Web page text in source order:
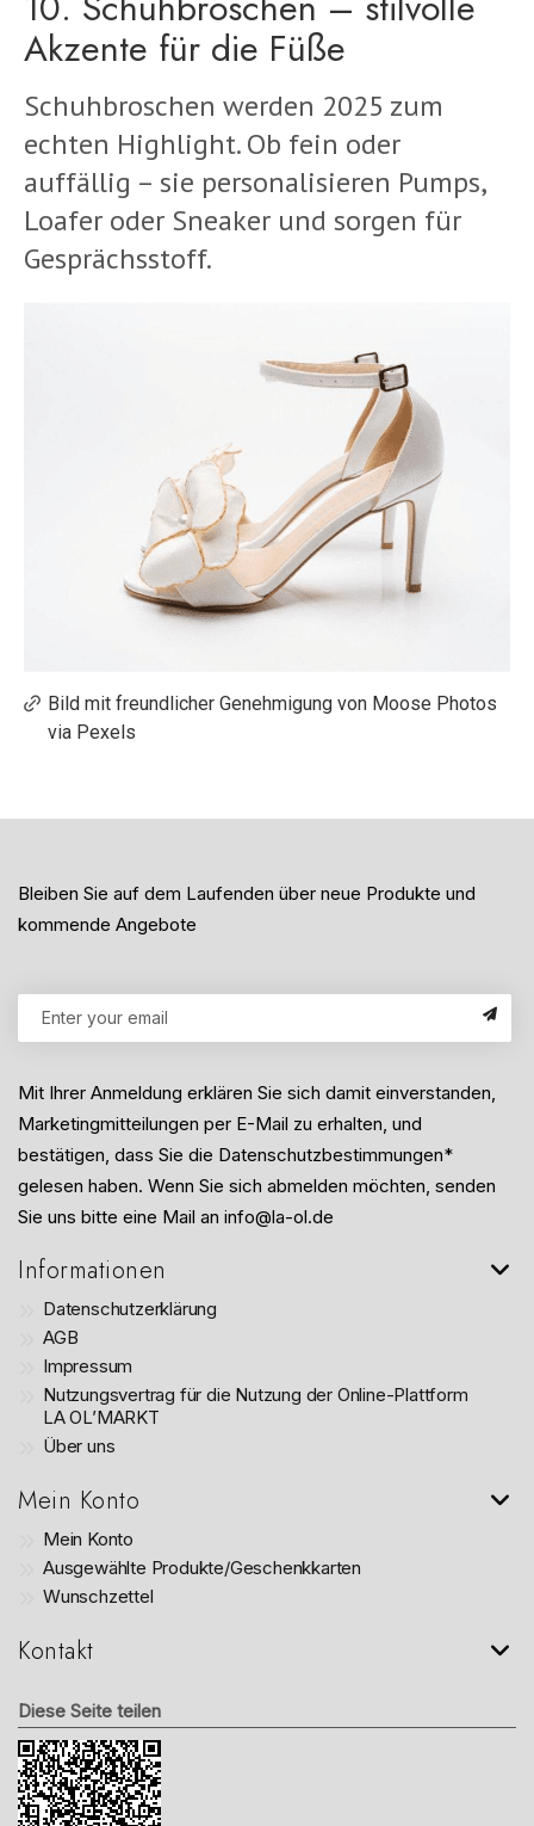
Akzente für die Füße
Schuhbroschen werden 2025 zum
echten Highlight. Ob fein oder
auffällig – sie personalisieren Pumps,
Loafer oder Sneaker und sorgen für
Gesprächsstoff.
Bild mit freundlicher Genehmigung von Moose Photos
via Pexels
Bleiben Sie auf dem Laufenden über neue Produkte und
kommende Angebote
Mit Ihrer Anmeldung erklären Sie sich damit einverstanden,
Marketingmitteilungen per E-Mail zu erhalten, und
bestätigen, dass Sie die Datenschutzbestimmungen*
gelesen haben. Wenn Sie sich abmelden möchten, senden
Sie uns bitte eine Mail an info@la-ol.de
Informationen
Datenschutzerklärung
AGB
Impressum
Nutzungsvertrag für die Nutzung der Online-Plattform
LA OL’MARKT
Über uns
Mein Konto
Mein Konto
Ausgewählte Produkte/Geschenkkarten
Wunschzettel
Kontakt
Diese Seite teilen